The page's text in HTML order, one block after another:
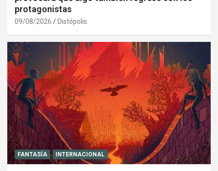
protagonistas
09/08/2026 Distópolis
FANTASÍA INTERNACIONAL